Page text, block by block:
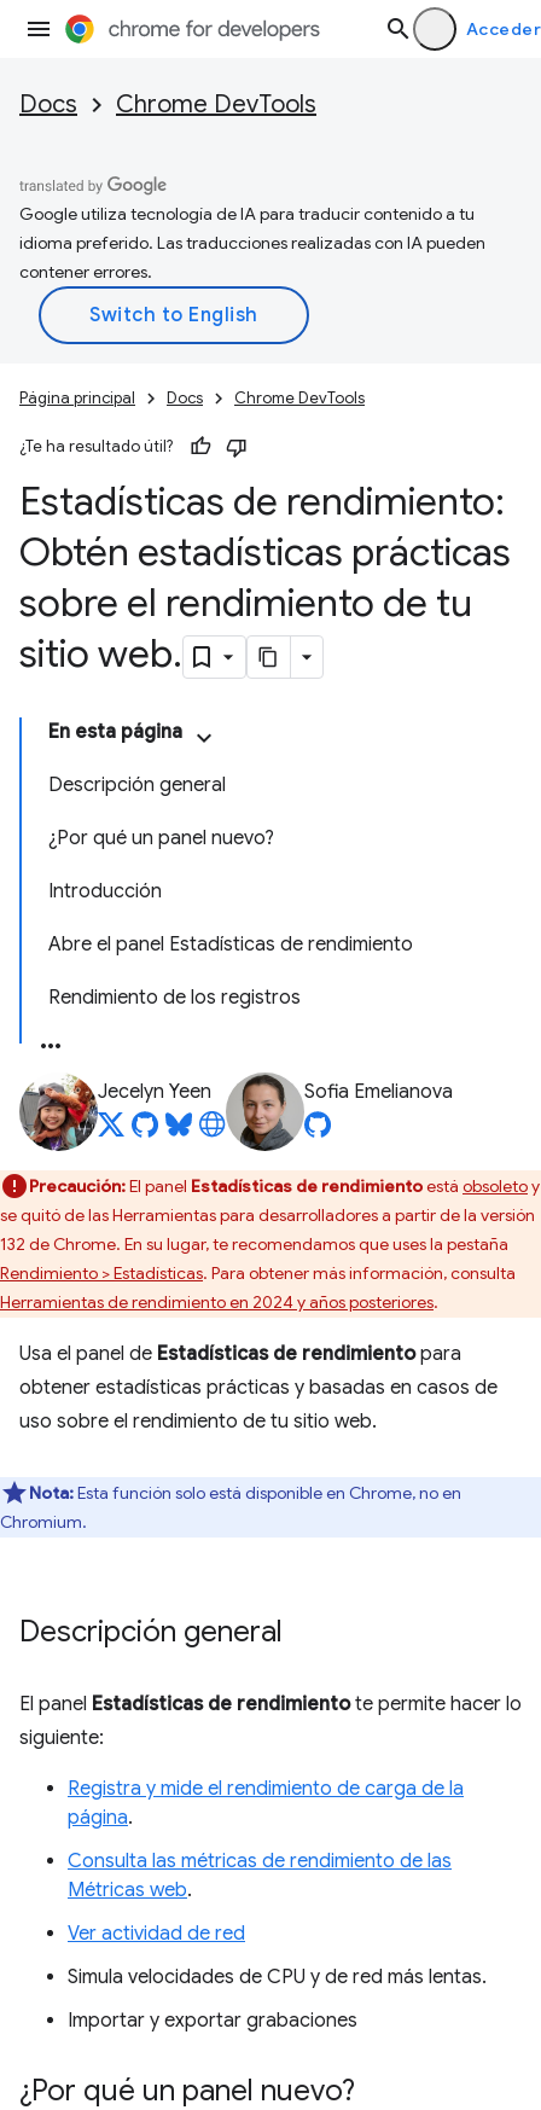
Acceder
Docs Chrome DevTools
Google utiliza tecnología de IA para traducir contenido a tu
idioma preferido. Las traducciones realizadas con IA pueden
contener errores.
Página principal Docs Chrome DevTools
¿Te ha resultado útil?
Estadísticas de rendimiento:
Obtén estadísticas prácticas
sobre el rendimiento de tu
sitio web.
En esta página
Descripción general
¿Por qué un panel nuevo?
Introducción
Abre el panel Estadísticas de rendimiento
Rendimiento de los registros
Jecelyn Yeen Sofia Emelianova
Precaución:El panel Estadísticas de rendimientoestá obsoletoy
se quitó de las Herramientas para desarrolladores a partir de la versión
132 de Chrome. En su lugar, te recomendamos que uses la pestaña
Rendimiento > Estadísticas. Para obtener más información, consulta
Herramientas de rendimiento en 2024 y años posteriores.
Usa el panel de Estadísticas de rendimientopara
obtener estadísticas prácticas y basadas en casos de
uso sobre el rendimiento de tu sitio web.
Nota:Esta función solo está disponible en Chrome, no en
Chromium.
Descripción general
El panel Estadísticas de rendimientote permite hacer lo
siguiente:
Registra y mide el rendimiento de carga de la
página.
Consulta las métricas de rendimiento de las
Métricas web.
Ver actividad de red
Simula velocidades de CPU y de red más lentas.
Importar y exportar grabaciones
¿Por qué un panel nuevo?